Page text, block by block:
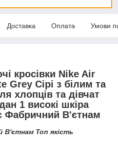
Доставка Оплата Умови
кросівки Nike Air
Grey Сірі з білим та
хлопців та дівчат
1 високі шкіра
Фабричний В'єтнам
Топ якість